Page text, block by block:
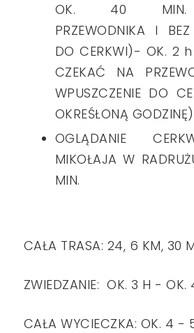
OK. 40 MIN.
PRZEWODNIKA I BEZ
DO CERKWI)- OK. 2 h
CZEKAĆ NA
WPUSZCZENIE DO
OKREŚŁONĄ GODZINĘ)
OGLĄDANIE
MIKOŁAJA W
MIN.
CAŁA TRASA: 24, 6 KM, 30
ZWIEDZANIE: OK. 3 H - OK.
CAŁA WYCIECZKA: OK. 4 -